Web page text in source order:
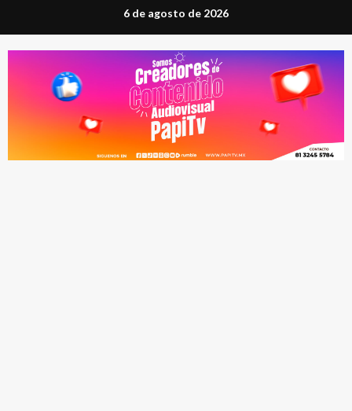
al
contenido
6 de agosto de 2026